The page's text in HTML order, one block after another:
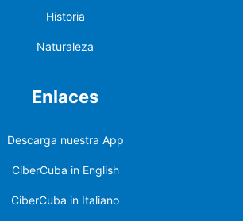
Historia
Naturaleza
Enlaces
Descarga nuestra App
CiberCuba in English
CiberCuba in Italiano